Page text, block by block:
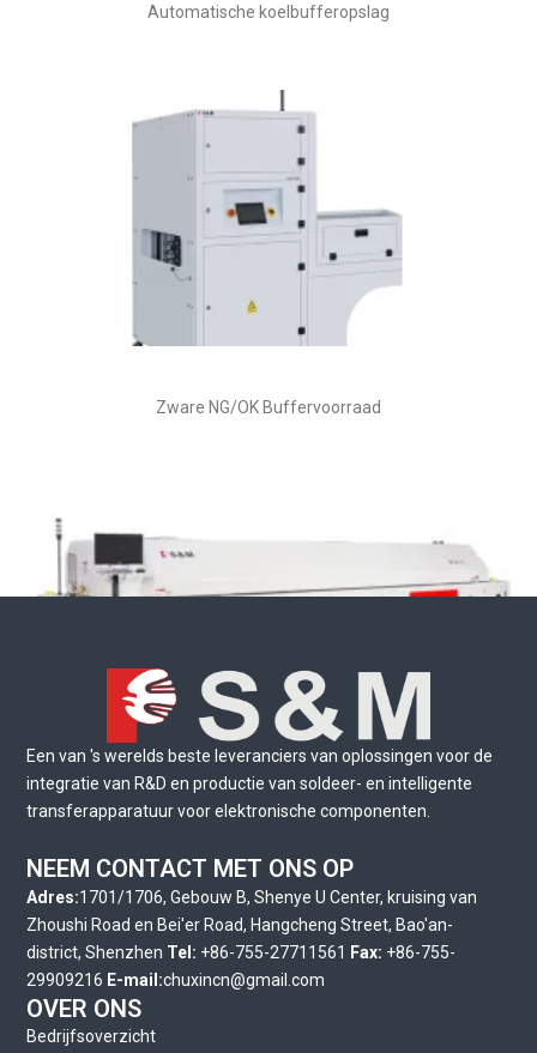
Automatische koelbufferopslag
Zware NG/OK Buffervoorraad
Vacuüm Reflow-solderen
Een van 's werelds beste leveranciers van oplossingen voor de
integratie van R&D en productie van soldeer- en intelligente
transferapparatuur voor elektronische componenten.
NEEM CONTACT MET ONS OP
Adres:1701/1706, Gebouw B, Shenye U Center, kruising van
Zhoushi Road en Bei'er Road, Hangcheng Street, Bao'an-
district, Shenzhen Tel: +86-755-27711561 Fax: +86-755-
29909216 E-mail:chuxincn@gmail.com
OVER ONS
Bedrijfsoverzicht